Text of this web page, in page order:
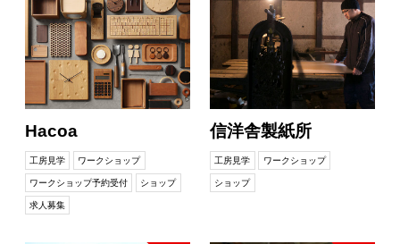
Hacoa
工房見学 ワークショップ
ワークショップ予約受付 ショップ
求人募集
信洋舎製紙所
工房見学 ワークショップ
ショップ